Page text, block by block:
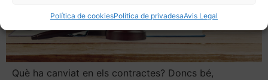
Política de cookiesPolítica de privadesaAvis Legal
Què ha canviat en els contractes? Doncs bé,